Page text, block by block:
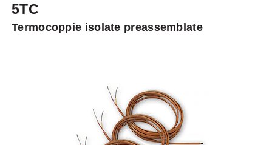
5TC
Termocoppie isolate preassemblate